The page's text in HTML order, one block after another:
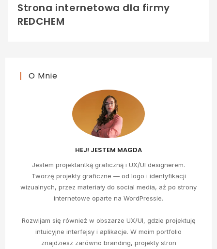
Strona internetowa dla firmy
REDCHEM
O Mnie
HEJ! JESTEM MAGDA
Jestem projektantką graficzną i UX/UI designerem.
Tworzę projekty graficzne — od logo i identyfikacji
wizualnych, przez materiały do social media, aż po strony
internetowe oparte na WordPressie.
Rozwijam się również w obszarze UX/UI, gdzie projektuję
intuicyjne interfejsy i aplikacje. W moim portfolio
znajdziesz zarówno branding, projekty stron